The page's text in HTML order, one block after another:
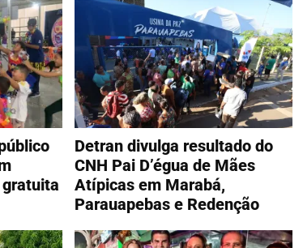
Detran divulga resultado do
CNH Pai D’égua de Mães
Atípicas em Marabá,
Parauapebas e Redenção